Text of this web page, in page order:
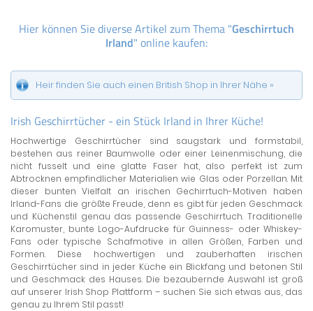
Hier können Sie diverse Artikel zum Thema "Geschirrtuch
Irland" online kaufen:
Heir finden Sie auch einen British Shop in Ihrer Nähe »
Irish Geschirrtücher - ein Stück Irland in Ihrer Küche!
Hochwertige Geschirrtücher sind saugstark und formstabil,
bestehen aus reiner Baumwolle oder einer Leinenmischung, die
nicht fusselt und eine glatte Faser hat, also perfekt ist zum
Abtrocknen empfindlicher Materialien wie Glas oder Porzellan. Mit
dieser bunten Vielfalt an irischen Gechirrtuch-Motiven haben
Irland-Fans die größte Freude, denn es gibt für jeden Geschmack
und Küchenstil genau das passende Geschirrtuch. Traditionelle
Karomuster, bunte Logo-Aufdrucke für Guinness- oder Whiskey-
Fans oder typische Schafmotive in allen Größen, Farben und
Formen. Diese hochwertigen und zauberhaften irischen
Geschirrtücher sind in jeder Küche ein Blickfang und betonen Stil
und Geschmack des Hauses. Die bezaubernde Auswahl ist groß
auf unserer Irish Shop Plattform – suchen Sie sich etwas aus, das
genau zu Ihrem Stil passt!